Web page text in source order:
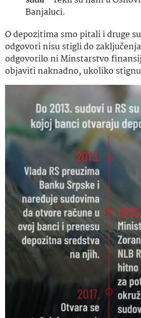
Banjaluci.
O depozitima smo pitali i druge
odgovori nisu stigli do
odgovorilo ni Minstarstvo
objaviti naknadno, ukoliko